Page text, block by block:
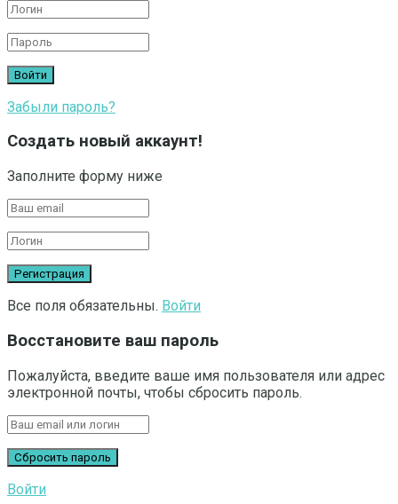
Забыли пароль?
Создать новый аккаунт!
Заполните форму ниже
Все поля обязательны. Войти
Восстановите ваш пароль
Пожалуйста, введите ваше имя пользователя или адрес
электронной почты, чтобы сбросить пароль.
Войти